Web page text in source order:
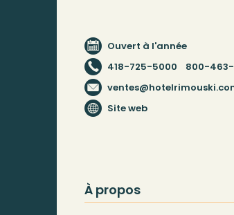
Ouvert à l'année
418-725-5000
800-
Site web
À propos